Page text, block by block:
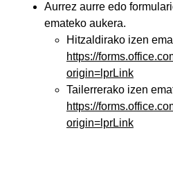
Aurrez aurre edo
emateko aukera.
Hitzaldirako izen
https://
origin=lprLink
Tailerrerako izen
https://
origin=lprLink